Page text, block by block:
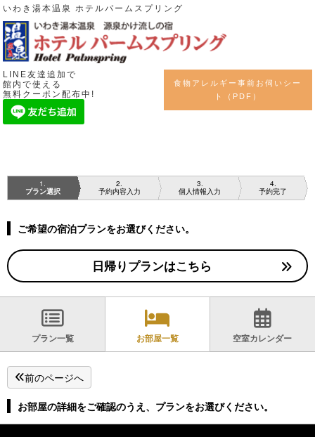
いわき湯本温泉 ホテルパームスプリング
LINE友達追加で
館内で使える
無料クーポン配布中!
食物アレルギー事前お伺いシー
ト（PDF）
1
プラン選択
2
予約内容入力
3
個人情報入力
4
予約完了
ご希望の宿泊プランをお選びください。
日帰りプランはこちら
プラン一覧 お部屋一覧 空室カレンダー
前のページへ
お部屋の詳細をご確認のうえ、プランをお選びください。